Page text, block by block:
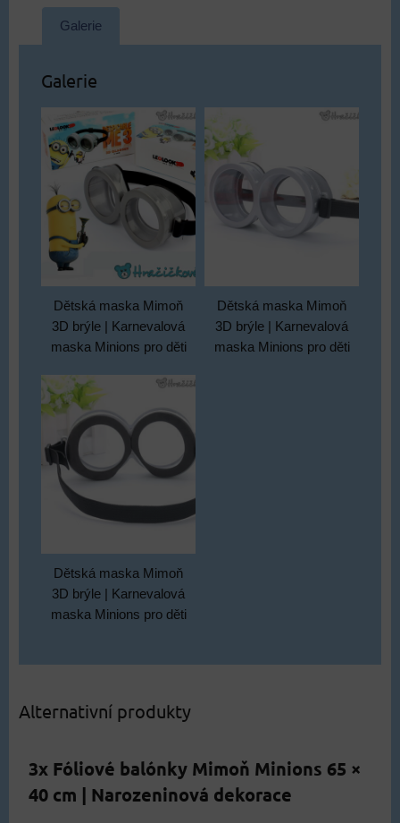
Galerie
Galerie
Dětská maska Mimoň
3D brýle | Karnevalová
maska Minions pro děti
Dětská maska Mimoň
3D brýle | Karnevalová
maska Minions pro děti
Dětská maska Mimoň
3D brýle | Karnevalová
maska Minions pro děti
Alternativní produkty
3x Fóliové balónky Mimoň Minions 65 ×
40 cm | Narozeninová dekorace